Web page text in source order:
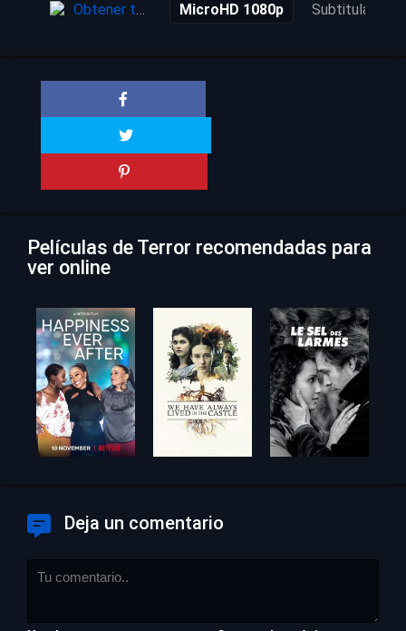
Obtener torrent MicroHD 1080p Subtitulada
Películas de Terror recomendadas para
ver online
Deja un comentario